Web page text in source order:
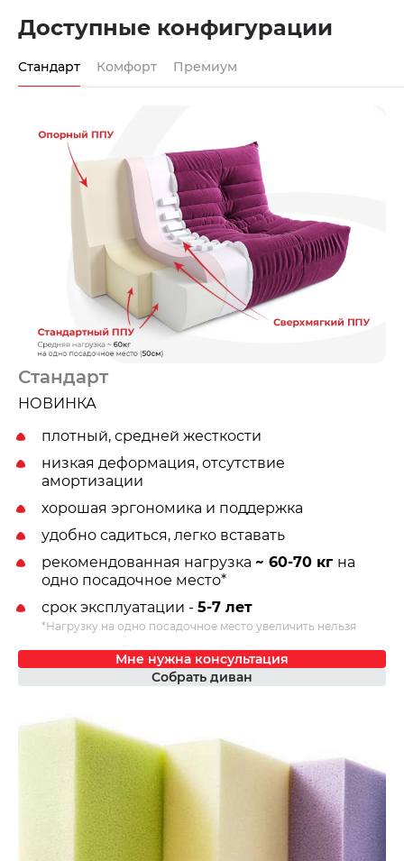
Доступные конфигурации
Стандарт Комфорт Премиум
Стандарт
НОВИНКА
плотный, средней жесткости
низкая деформация, отсутствие
амортизации
хорошая эргономика и поддержка
удобно садиться, легко вставать
рекомендованная нагрузка ~ 60-70 кг на
одно посадочное место*
срок эксплуатации - 5-7 лет
*Нагрузку на одно посадочное место увеличить нельзя
Мне нужна консультация
Собрать диван